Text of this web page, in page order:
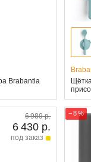
Brabantia
6 989 р.
6 430 р.
под заказ
− 8 %